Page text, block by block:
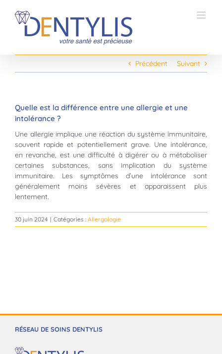
contenu
Précédent Suivant
Quelle est la différence entre une allergie et une
intolérance ?
Une allergie implique une réaction du système immunitaire,
souvent rapide et potentiellement grave. Une intolérance,
en revanche, est une difficulté à digérer ou à métaboliser
certaines substances, sans implication du système
immunitaire. Les symptômes d’une intolérance sont
généralement moins sévères et apparaissent plus
lentement.
30 juin 2024 | Catégories : Allergologie
RÉSEAU DE SOINS DENTYLIS